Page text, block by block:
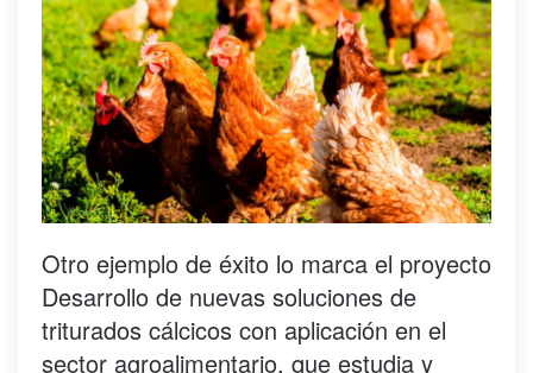
Otro ejemplo de éxito lo marca el proyecto
Desarrollo de nuevas soluciones de
triturados cálcicos con aplicación en el
sector agroalimentario, que estudia y